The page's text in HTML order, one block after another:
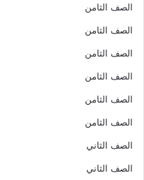
الصف الثامن
الصف الثامن
الصف الثامن
الصف الثامن
الصف الثامن
الصف الثامن
الصف الثاني
الصف الثاني